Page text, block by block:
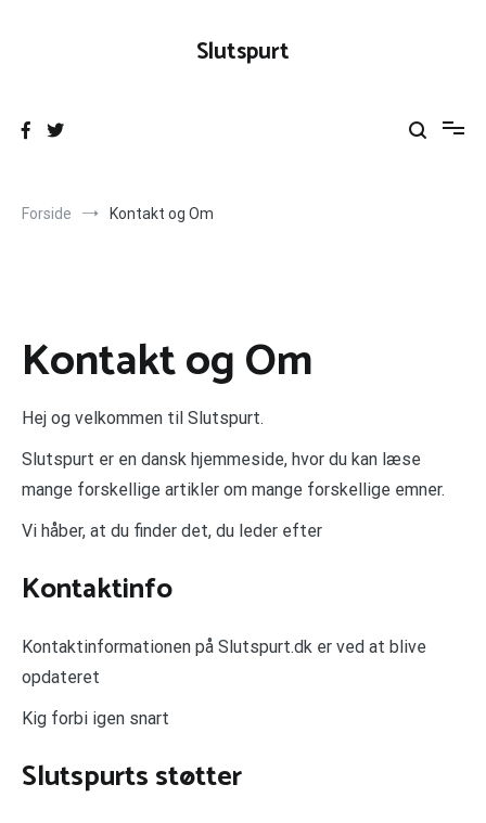
Slutspurt
Forside Kontakt og Om
Kontakt og Om
Hej og velkommen til Slutspurt.
Slutspurt er en dansk hjemmeside, hvor du kan læse
mange forskellige artikler om mange forskellige emner.
Vi håber, at du finder det, du leder efter
Kontaktinfo
Kontaktinformationen på Slutspurt.dk er ved at blive
opdateret
Kig forbi igen snart
Slutspurts støtter